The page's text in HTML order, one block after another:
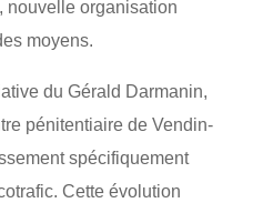
nouvelle organisation
moyens.
du Gérald Darmanin,
pénitentiaire de Vendin-
spécifiquement
Cette évolution